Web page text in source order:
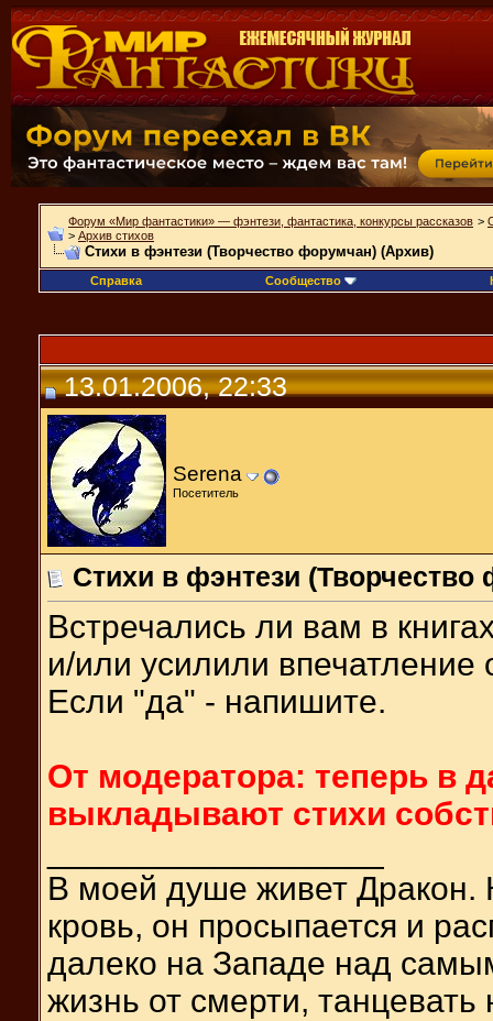
Форум «Мир фантастики» — фэнтези, фантастика, конкурсы рассказов >
> Архив стихов
Стихи в фэнтези (Творчество форумчан) (Архив)
Справка Сообщество
13.01.2006, 22:33
Serena
Посетитель
Стихи в фэнтези
Встречались ли вам в
и/или усилили впечатление
Если "да" - напишите.
От модератора: теперь в
выкладывают стихи
В моей душе живет Дракон.
кровь, он просыпается и
далеко на Западе над
жизнь от смерти, танцевать